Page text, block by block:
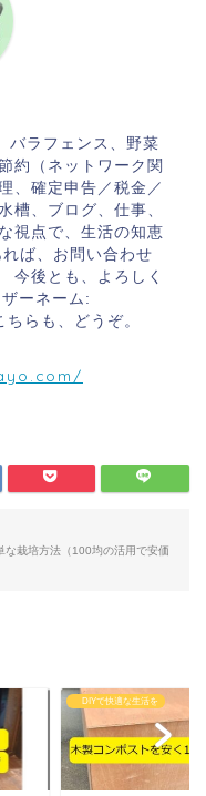
バラフェンス、野菜
約（ネットワーク関
、確定申告／税金／
槽、ブログ、仕事、
視点で、生活の知恵
ば、お問い合わせ
後とも、よろしく
ーネーム:
らも、どうぞ。
な栽培方法（100均の活用で安価
DIYで快適な生活を